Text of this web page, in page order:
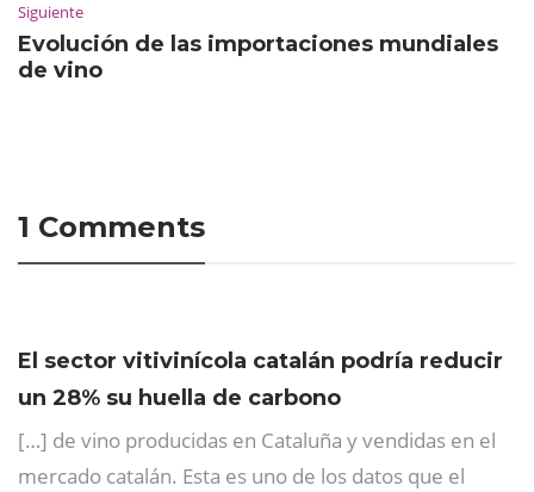
Siguiente
Evolución de las importaciones mundiales
de vino
1 Comments
El sector vitivinícola catalán podría reducir
un 28% su huella de carbono
[…] de vino producidas en Cataluña y vendidas en el
mercado catalán. Esta es uno de los datos que el